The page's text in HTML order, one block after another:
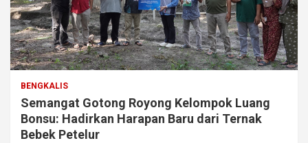
BENGKALIS
Semangat Gotong Royong Kelompok Luang
Bonsu: Hadirkan Harapan Baru dari Ternak
Bebek Petelur